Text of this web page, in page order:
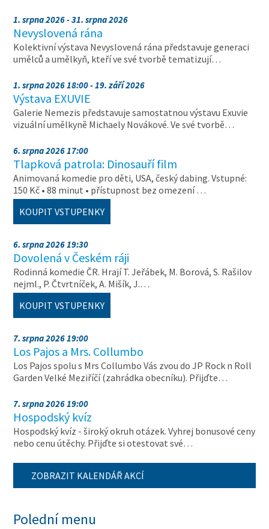
1. srpna 2026 - 31. srpna 2026
Nevyslovená rána
Kolektivní výstava Nevyslovená rána představuje generaci
umělců a umělkyň, kteří ve své tvorbě tematizují…
1. srpna 2026 18:00 - 19. září 2026
Výstava EXUVIE
Galerie Nemezis představuje samostatnou výstavu Exuvie
vizuální umělkyně Michaely Novákové. Ve své tvorbě…
6. srpna 2026 17:00
Tlapková patrola: Dinosauří film
Animovaná komedie pro děti, USA, český dabing. Vstupné:
150 Kč • 88 minut • přístupnost bez omezení …
KOUPIT VSTUPENKY
6. srpna 2026 19:30
Dovolená v Českém ráji
Rodinná komedie ČR. Hrají T. Jeřábek, M. Borová, S. Rašilov
nejml., P. Čtvrtníček, A. Mišík, J.…
KOUPIT VSTUPENKY
7. srpna 2026 19:00
Los Pajos a Mrs. Collumbo
Los Pajos spolu s Mrs Collumbo Vás zvou do JP Rock n Roll
Garden Velké Meziříčí (zahrádka obecníku). Přijďte…
7. srpna 2026 19:00
Hospodský kvíz
Hospodský kvíz - široký okruh otázek. Vyhrej bonusové ceny
nebo cenu útěchy. Přijďte si otestovat své…
ZOBRAZIT KALENDÁŘ AKCÍ
Polední menu